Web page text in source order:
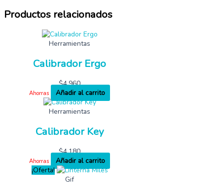
Productos relacionados
Herramientas
Calibrador Ergo
$4,960
Ahorras
Añadir al carrito
Herramientas
Calibrador Key
$4,180
Ahorras
Añadir al carrito
¡Oferta!
Gif